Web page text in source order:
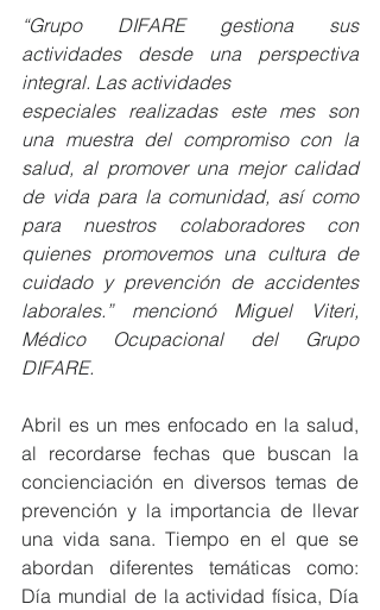
“Grupo DIFARE gestiona sus
actividades desde una perspectiva
integral. Las actividades
especiales realizadas este mes son
una muestra del compromiso con la
salud, al promover una mejor calidad
de vida para la comunidad, así como
para nuestros colaboradores con
quienes promovemos una cultura de
cuidado y prevención de accidentes
laborales.” mencionó Miguel Viteri,
Médico Ocupacional del Grupo
DIFARE.
Abril es un mes enfocado en la salud,
al recordarse fechas que buscan la
concienciación en diversos temas de
prevención y la importancia de llevar
una vida sana. Tiempo en el que se
abordan diferentes temáticas como:
Día mundial de la actividad física, Día